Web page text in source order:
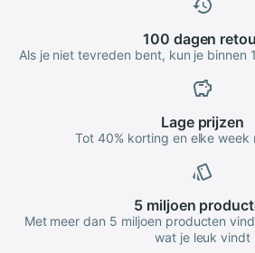
100 dagen
Als je niet tevreden bent, kun je binnen
Lageprijzen
Tot 40% korting en elke week
5 miljoen
Met meer dan 5 miljoen producten
wat je leuk vindt